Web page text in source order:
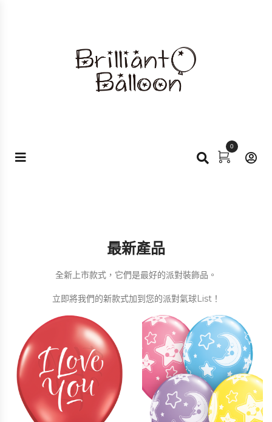
0
最新產品
全新上市款式，它們是最好的派對裝飾品。
立即將我們的新款式加到您的派對氣球List！